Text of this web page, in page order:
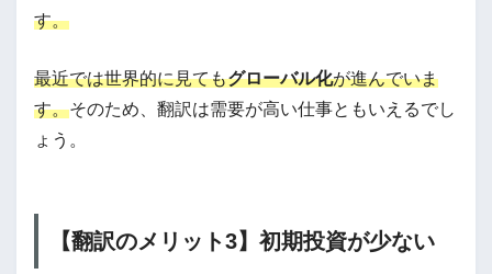
す。
最近では世界的に見てもグローバル化が進んでいま
す。そのため、翻訳は需要が高い仕事ともいえるでし
ょう。
【翻訳のメリット3】初期投資が少ない